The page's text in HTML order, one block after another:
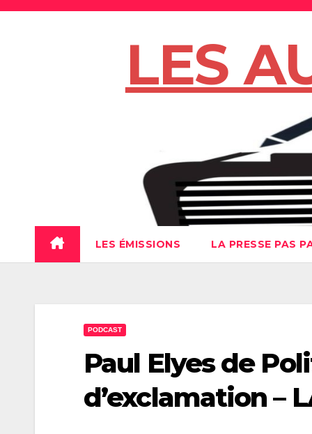
Skip
LES
LES ÉMISSIONS LA PRESSE PAS
PODCAST
Paul Elyes de
d’exclamation –